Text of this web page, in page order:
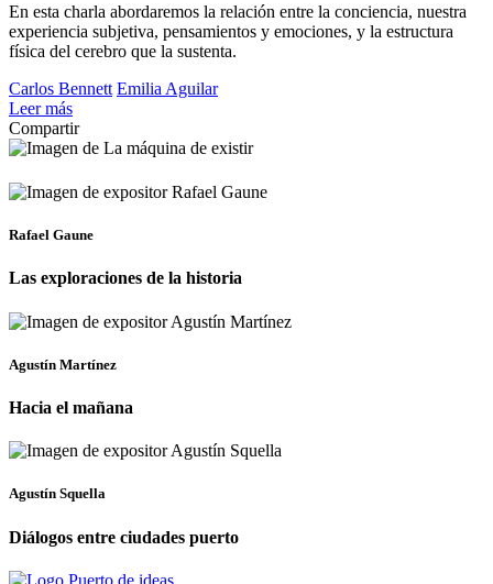
En esta charla abordaremos la relación entre la conciencia, nuestra
experiencia subjetiva, pensamientos y emociones, y la estructura
física del cerebro que la sustenta.
Carlos Bennett Emilia Aguilar
Leer más
Compartir
Rafael Gaune
Las exploraciones de la historia
Agustín Martínez
Hacia el mañana
Agustín Squella
Diálogos entre ciudades puerto